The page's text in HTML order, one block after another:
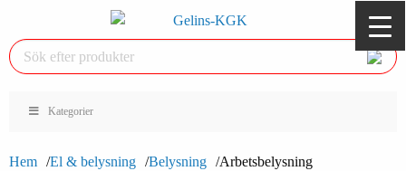
Kategorier
Hem El & belysning Belysning Arbetsbelysning